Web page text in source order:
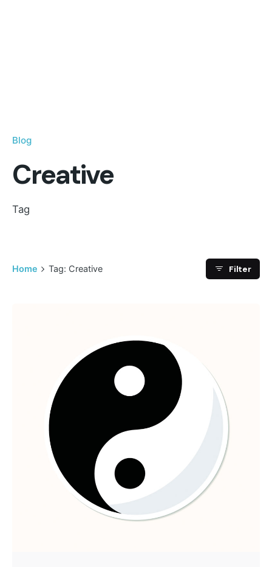
Blog
Creative
Tag
Home Tag: Creative Filter